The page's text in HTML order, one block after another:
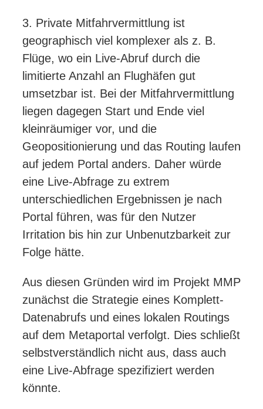
3. Private Mitfahrvermittlung ist
geographisch viel komplexer als z. B.
Flüge, wo ein Live-Abruf durch die
limitierte Anzahl an Flughäfen gut
umsetzbar ist. Bei der Mitfahrvermittlung
liegen dagegen Start und Ende viel
kleinräumiger vor, und die
Geopositionierung und das Routing laufen
auf jedem Portal anders. Daher würde
eine Live-Abfrage zu extrem
unterschiedlichen Ergebnissen je nach
Portal führen, was für den Nutzer
Irritation bis hin zur Unbenutzbarkeit zur
Folge hätte.
Aus diesen Gründen wird im Projekt MMP
zunächst die Strategie eines Komplett-
Datenabrufs und eines lokalen Routings
auf dem Metaportal verfolgt. Dies schließt
selbstverständlich nicht aus, dass auch
eine Live-Abfrage spezifiziert werden
könnte.